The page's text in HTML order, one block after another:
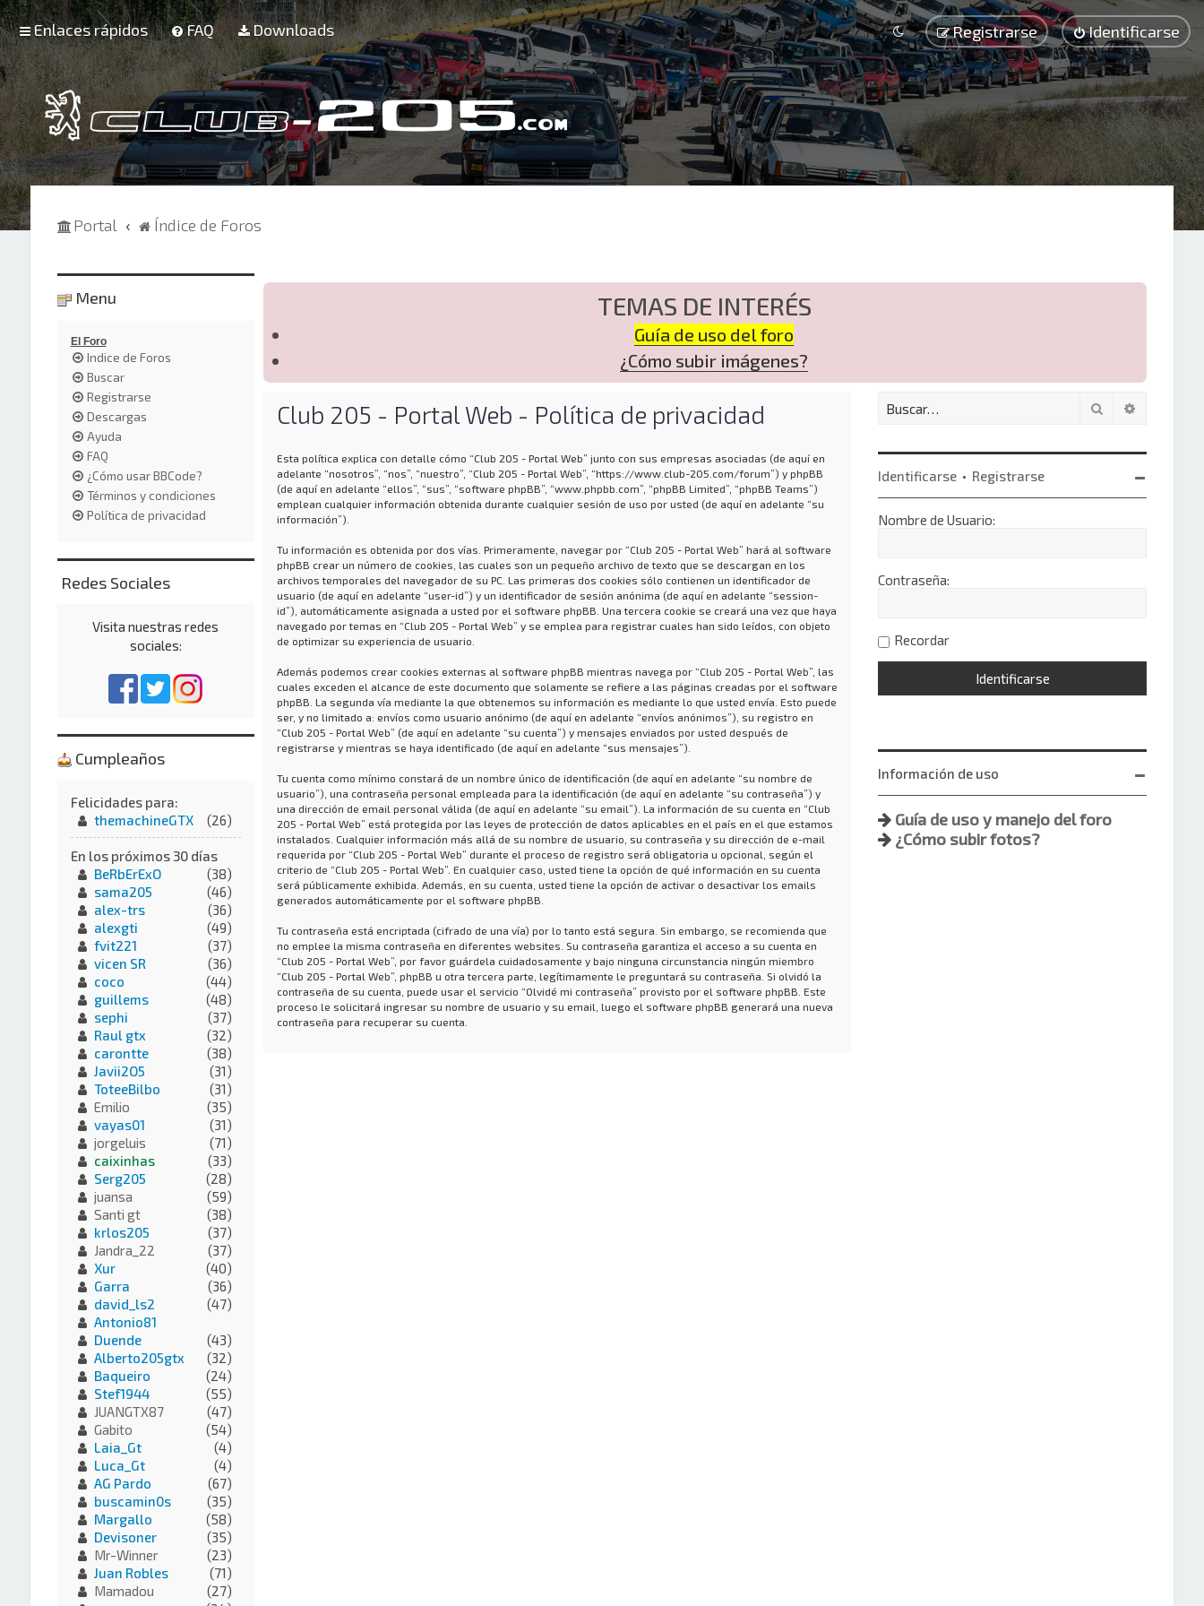
Enlaces rápidos FAQ Downloads Identificarse
Registrarse
Portal Índice de Foros
TEMAS DE INTERÉS
Guía de uso del foro
¿Cómo subir imágenes?
Club 205 - Portal Web - Política de privacidad
Esta política explica con detalle cómo “Club 205 - Portal Web” junto con sus empresas asociadas (de aquí en
adelante “nosotros”, “nos”, “nuestro”, “Club 205 - Portal Web”, “https://www.club-205.com/forum”) y phpBB
(de aquí en adelante “ellos”, “sus”, “software phpBB”, “www.phpbb.com”, “phpBB Limited”, “phpBB Teams”)
emplean cualquier información obtenida durante cualquier sesión de uso por usted (de aquí en adelante “su
información”).
Tu información es obtenida por dos vías. Primeramente, navegar por “Club 205 - Portal Web” hará al software
phpBB crear un número de cookies, las cuales son un pequeño archivo de texto que se descargan en los
archivos temporales del navegador de su PC. Las primeras dos cookies sólo contienen un identificador de
usuario (de aquí en adelante “user-id”) y un identificador de sesión anónima (de aquí en adelante “session-
id”), automáticamente asignada a usted por el software phpBB. Una tercera cookie se creará una vez que haya
navegado por temas en “Club 205 - Portal Web” y se emplea para registrar cuales han sido leídos, con objeto
de optimizar su experiencia de usuario.
Además podemos crear cookies externas al software phpBB mientras navega por “Club 205 - Portal Web”, las
cuales exceden el alcance de este documento que solamente se refiere a las páginas creadas por el software
phpBB. La segunda vía mediante la que obtenemos su información es mediante lo que usted envía. Esto puede
ser, y no limitado a: envíos como usuario anónimo (de aquí en adelante “envíos anónimos”), su registro en
“Club 205 - Portal Web” (de aquí en adelante “su cuenta”) y mensajes enviados por usted después de
registrarse y mientras se haya identificado (de aquí en adelante “sus mensajes”).
Tu cuenta como mínimo constará de un nombre único de identificación (de aquí en adelante “su nombre de
usuario”), una contraseña personal empleada para la identificación (de aquí en adelante “su contraseña”) y
una dirección de email personal válida (de aquí en adelante “su email”). La información de su cuenta en “Club
205 - Portal Web” está protegida por las leyes de protección de datos aplicables en el país en el que estamos
instalados. Cualquier información más allá de su nombre de usuario, su contraseña y su dirección de e-mail
requerida por “Club 205 - Portal Web” durante el proceso de registro será obligatoria u opcional, según el
criterio de “Club 205 - Portal Web”. En cualquier caso, usted tiene la opción de qué información en su cuenta
será públicamente exhibida. Además, en su cuenta, usted tiene la opción de activar o desactivar los emails
generados automáticamente por el software phpBB.
Tu contraseña está encriptada (cifrado de una vía) por lo tanto está segura. Sin embargo, se recomienda que
no emplee la misma contraseña en diferentes websites. Su contraseña garantiza el acceso a su cuenta en
“Club 205 - Portal Web”, por favor guárdela cuidadosamente y bajo ninguna circunstancia ningún miembro
“Club 205 - Portal Web”, phpBB u otra tercera parte, legítimamente le preguntará su contraseña. Si olvidó la
contraseña de su cuenta, puede usar el servicio “Olvidé mi contraseña” provisto por el software phpBB. Este
proceso le solicitará ingresar su nombre de usuario y su email, luego el software phpBB generará una nueva
contraseña para recuperar su cuenta.
Buscar
Identificarse • Registrarse
Nombre de Usuario:
Contraseña:
Recordar
Información de uso
Guía de uso y manejo del foro
¿Cómo subir fotos?
Menu
El Foro
Indice de Foros
Buscar
Registrarse
Descargas
Ayuda
FAQ
¿Cómo usar BBCode?
Términos y condiciones
Política de privacidad
Redes Sociales
Visita nuestras redes
sociales:
Cumpleaños
Felicidades para:
themachineGTX
(26)
En los próximos 30 días
BeRbErExO
(38)
sama205
(46)
alex-trs
(36)
alexgti
(49)
fvit221
(37)
vicen SR
(36)
coco
(44)
guillems
(48)
sephi
(37)
Raul gtx
(32)
carontte
(38)
Javii2O5
(31)
ToteeBilbo
(31)
Emilio
(35)
vayas01
(31)
jorgeluis
(71)
caixinhas
(33)
Serg205
(28)
juansa
(59)
Santi gt
(38)
krlos205
(37)
Jandra_22
(37)
Xur
(40)
Garra
(36)
david_ls2
(47)
Antonio81
Duende
(43)
Alberto205gtx
(32)
Baqueiro
(24)
Stef1944
(55)
JUANGTX87
(47)
Gabito
(54)
Laia_Gt
(4)
Luca_Gt
(4)
AG Pardo
(67)
buscamin0s
(35)
Margallo
(58)
Devisoner
(35)
Mr-Winner
(23)
Juan Robles
(71)
Mamadou
(27)